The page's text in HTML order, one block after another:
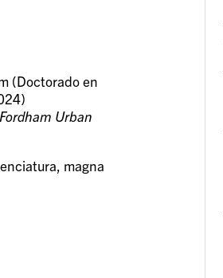
(Doctorado en
Fordham Urban
magna